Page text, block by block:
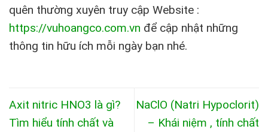
quên thường xuyên truy cập Website :
https://vuhoangco.com.vn để cập nhật những
thông tin hữu ích mỗi ngày bạn nhé.
Axit nitric HNO3 là gì?
Tìm hiểu tính chất và
NaClO (Natri Hypoclorit)
– Khái niệm , tính chất